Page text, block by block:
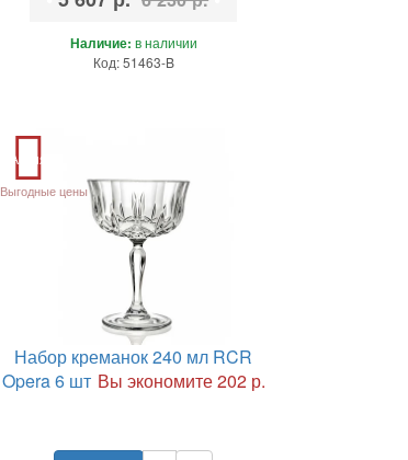
Наличие: в наличии
Код: 51463-B
Акция
Выгодные цены
Набор креманок 240 мл RCR
Opera 6 шт Вы экономите 202 р.